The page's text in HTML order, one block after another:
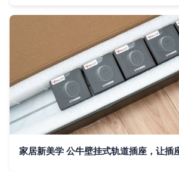
家居新美学 公牛壁挂式轨道插座，让插